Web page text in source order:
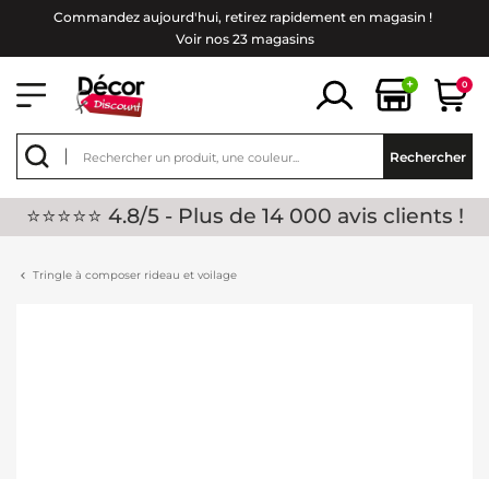
Commandez aujourd'hui, retirez rapidement en magasin !
Voir nos 23 magasins
+ 0
Rechercher
⭐⭐⭐⭐⭐ 4.8/5 - Plus de 14 000 avis clients !
Tringle à composer rideau et voilage